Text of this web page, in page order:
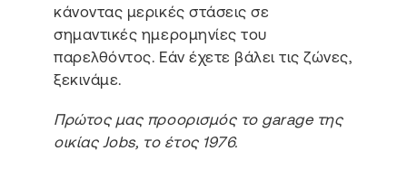
κάνοντας μερικές στάσεις σε
σημαντικές ημερομηνίες του
παρελθόντος. Εάν έχετε βάλει τις ζώνες,
ξεκινάμε.
Πρώτος μας προορισμός το garage της
οικίας Jobs, το έτος 1976.